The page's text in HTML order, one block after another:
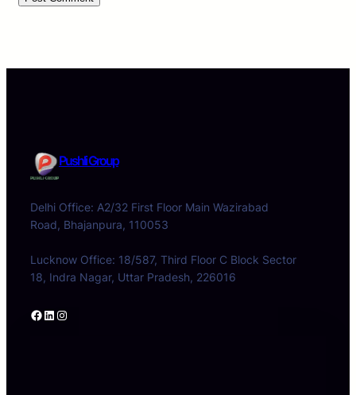
Pushli Group
Delhi Office: A2/32 First Floor Main Wazirabad
Road, Bhajanpura, 110053
Lucknow Office: 18/587, Third Floor C Block Sector
18, Indra Nagar, Uttar Pradesh, 226016
Facebook LinkedIn Instagram